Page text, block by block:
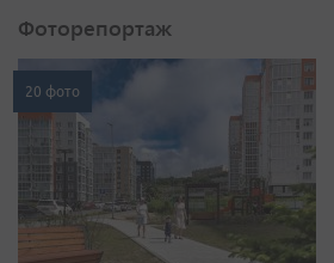
Фоторепортаж
20 фото